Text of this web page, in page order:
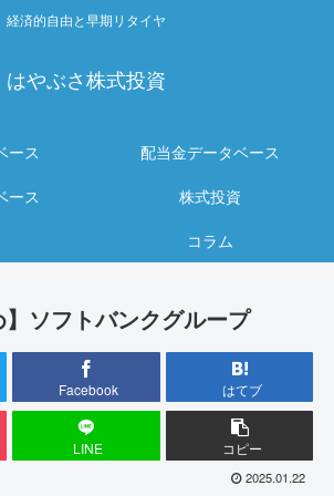
経済的自由と早期リタイヤ
はやぶさ株式投資
ース
配当金データベース
ース
株式投資
コラム
】ソフトバンクグループ
Facebook はてブ
LINE コピー
2025.01.22